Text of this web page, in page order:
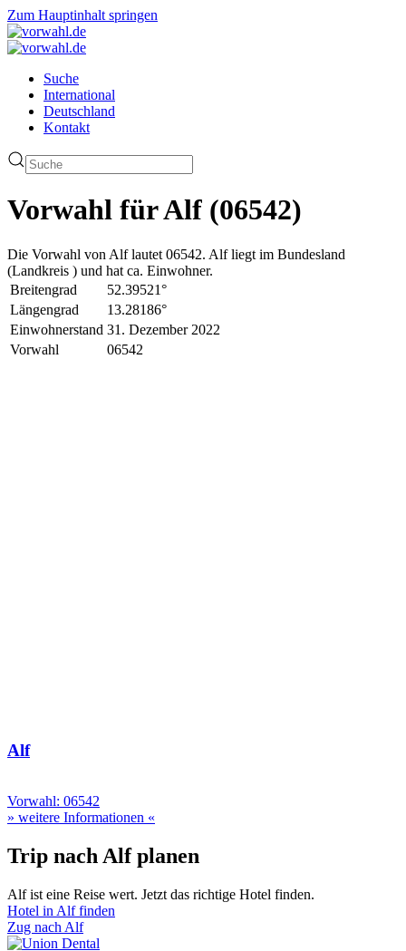
Zum Hauptinhalt springen
Suche
International
Deutschland
Kontakt
Vorwahl für Alf (06542)
Die Vorwahl von Alf lautet 06542. Alf liegt im Bundesland
(Landkreis ) und hat ca. Einwohner.
Breitengrad
52.39521°
Längengrad
13.28186°
Einwohnerstand 31. Dezember 2022
Vorwahl
06542
Alf
Vorwahl: 06542
» weitere Informationen «
Trip nach Alf planen
Alf ist eine Reise wert. Jetzt das richtige Hotel finden.
Hotel in Alf finden
Zug nach Alf